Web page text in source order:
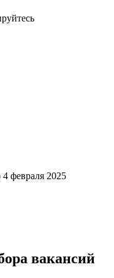
4 февраля 2025
вакансий